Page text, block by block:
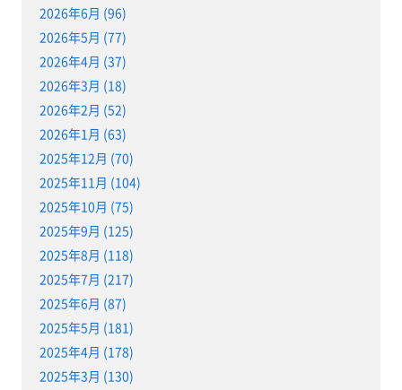
2026年6月 (96)
2026年5月 (77)
2026年4月 (37)
2026年3月 (18)
2026年2月 (52)
2026年1月 (63)
2025年12月 (70)
2025年11月 (104)
2025年10月 (75)
2025年9月 (125)
2025年8月 (118)
2025年7月 (217)
2025年6月 (87)
2025年5月 (181)
2025年4月 (178)
2025年3月 (130)